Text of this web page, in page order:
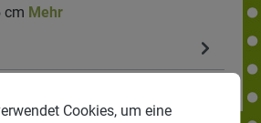
cm Mehr
Cookies, um eine